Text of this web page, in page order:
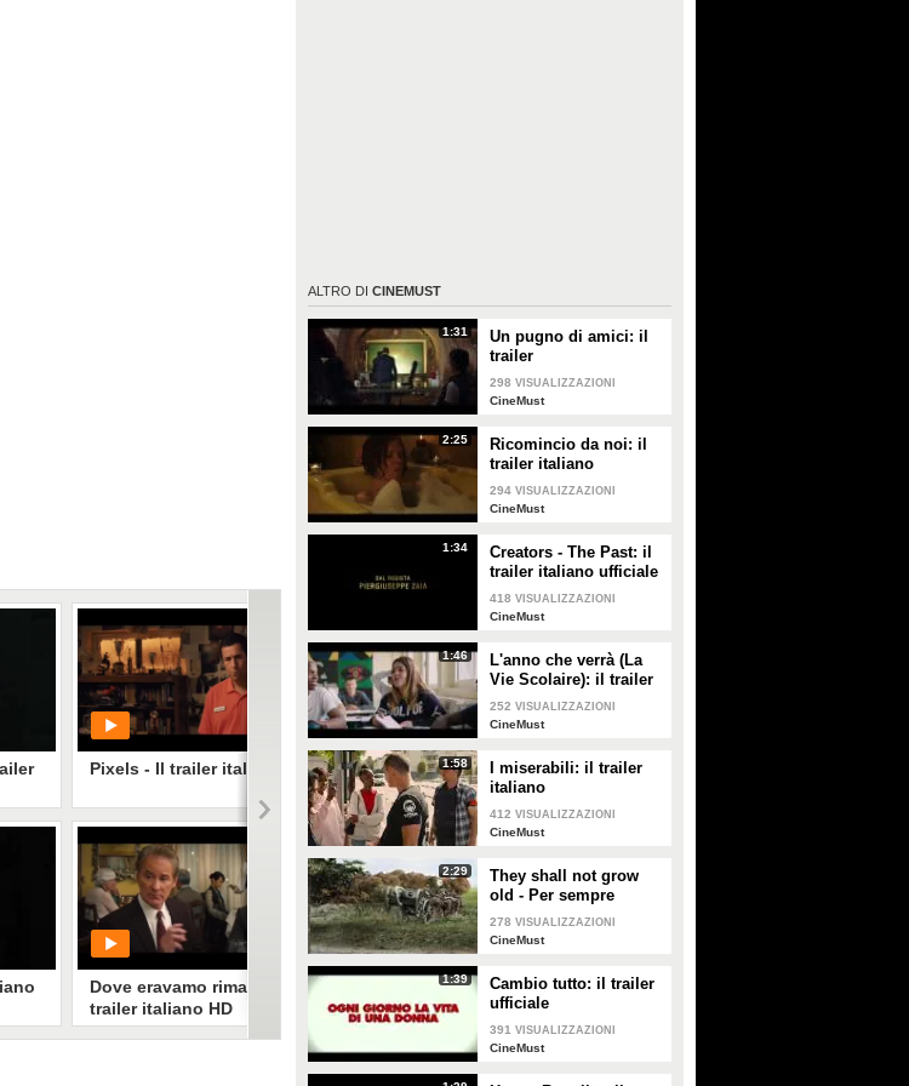
ALTRO DI CINEMUST
1:31
Un pugno di amici: il
trailer
298 VISUALIZZAZIONI
CineMust
2:25
Ricomincio da noi: il
trailer italiano
294 VISUALIZZAZIONI
CineMust
1:34
Creators - The Past: il
trailer italiano ufficiale
418 VISUALIZZAZIONI
CineMust
1:46
L'anno che verrà (La
Vie Scolaire): il trailer
originale
252 VISUALIZZAZIONI
CineMust
1:58
I miserabili: il trailer
italiano
412 VISUALIZZAZIONI
CineMust
2:29
They shall not grow
old - Per sempre
giovani: il trailer
italiano
278 VISUALIZZAZIONI
CineMust
1:39
Cambio tutto: il trailer
ufficiale
391 VISUALIZZAZIONI
CineMust
Pixels - Il trailer italiano HD
PLAY
659 • diCineMust
Dove eravamo rimasti - Il
trailer italiano HD
Tracers: Il trailer italiano HD
PLAY
272• diCineMust
Qualcosa di buono - Il
trailer italiano HD
Lo stagista inaspettato: il